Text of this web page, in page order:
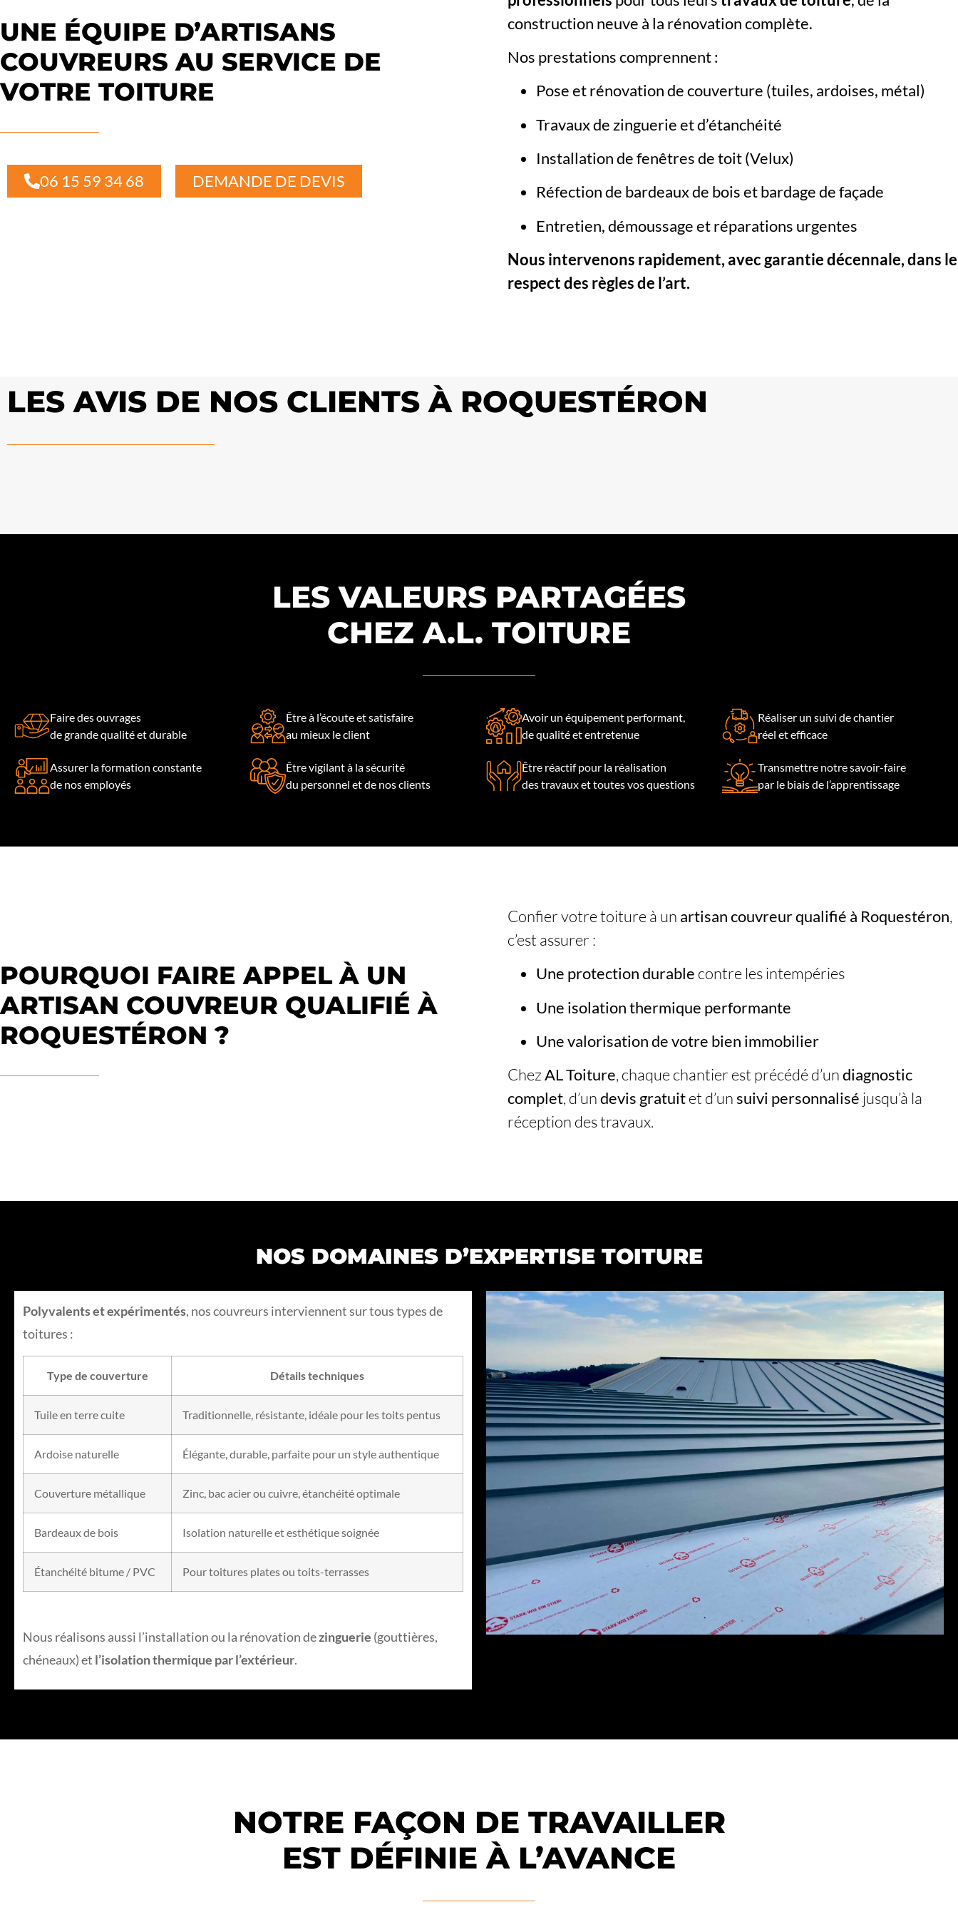
UNE ÉQUIPE D’ARTISANS
COUVREURS AU SERVICE DE
VOTRE TOITURE
06 15 59 34 68 DEMANDE DE DEVIS
construction neuve à la rénovation complète.
Nos prestations comprennent :
Pose et rénovation de couverture (tuiles, ardoises, métal)
Travaux de zinguerie et d’étanchéité
Installation de fenêtres de toit (Velux)
Réfection de bardeaux de bois et bardage de façade
Entretien, démoussage et réparations urgentes
Nous intervenons rapidement, avec garantie décennale, dans le
respect des règles de l’art.
LES AVIS DE NOS CLIENTS À ROQUESTÉRON
LES VALEURS PARTAGÉES
CHEZ A.L. TOITURE
Faire des ouvrages
de grande qualité et durable
Être à l’écoute et satisfaire
au mieux le client
Avoir un équipement performant,
de qualité et entretenue
Réaliser un suivi de chantier
réel et efficace
Assurer la formation constante
de nos employés
Être vigilant à la sécurité
du personnel et de nos clients
Être réactif pour la réalisation
des travaux et toutes vos questions
Transmettre notre savoir-faire
par le biais de l’apprentissage
POURQUOI FAIRE APPEL À UN
ARTISAN COUVREUR QUALIFIÉ À
ROQUESTÉRON ?
Confier votre toiture à un artisan couvreurqualifié à Roquestéron,
c’est assurer :
Une protection durable contre les intempéries
Une isolation thermique performante
Une valorisation de votre bien immobilier
ChezAL Toiture, chaque chantier est précédé d’undiagnostic
complet, d’undevis gratuitet d’unsuivi personnalisé jusqu’à la
réception des travaux.
NOS DOMAINES D’EXPERTISE TOITURE
Polyvalents et expérimentés, nos couvreurs interviennent sur tous types de
toitures :
Type de couverture Détails techniques
Tuile en terre cuite Traditionnelle, résistante, idéale pour les toits pentus
Ardoise naturelle Élégante, durable, parfaite pour un style authentique
Couverture métallique Zinc, bac acier ou cuivre, étanchéité optimale
Bardeaux de bois Isolation naturelle et esthétique soignée
Étanchéité bitume / PVC Pour toitures plates ou toits-terrasses
Nous réalisons aussi l’installation ou la rénovation dezinguerie (gouttières,
chéneaux) et l’isolation thermique par l’extérieur.
NOTRE FAÇON DE TRAVAILLER
EST DÉFINIE À L’AVANCE